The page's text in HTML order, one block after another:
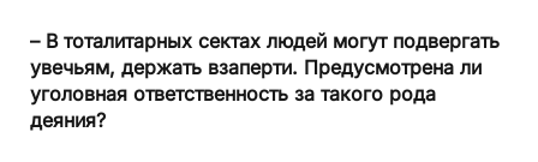
– В тоталитарных сектах людей могут подвергать
увечьям, держать взаперти. Предусмотрена ли
уголовная ответственность за такого рода
деяния?